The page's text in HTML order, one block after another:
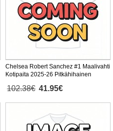
Chelsea Robert Sanchez #1 Maalivahti
Kotipaita 2025-26 Pitkähihainen
102.38€ 41.95€